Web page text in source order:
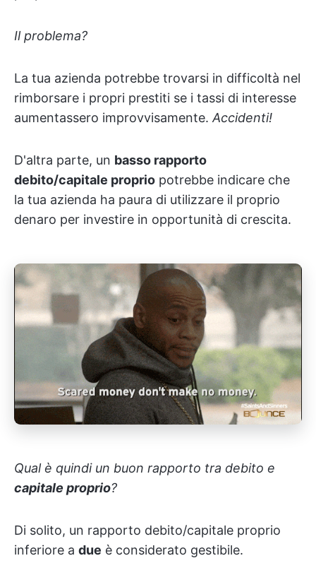
Il problema?
La tua azienda potrebbe trovarsi in difficoltà nel
rimborsare i propri prestiti se i tassi di interesse
aumentassero improvvisamente. Accidenti!
D'altra parte, un basso rapporto
debito/capitale proprio potrebbe indicare che
la tua azienda ha paura di utilizzare il proprio
denaro per investire in opportunità di crescita.
Qual è quindi un buon rapporto tra debito e
capitale proprio?
Di solito, un rapporto debito/capitale proprio
inferiore a due è considerato gestibile.